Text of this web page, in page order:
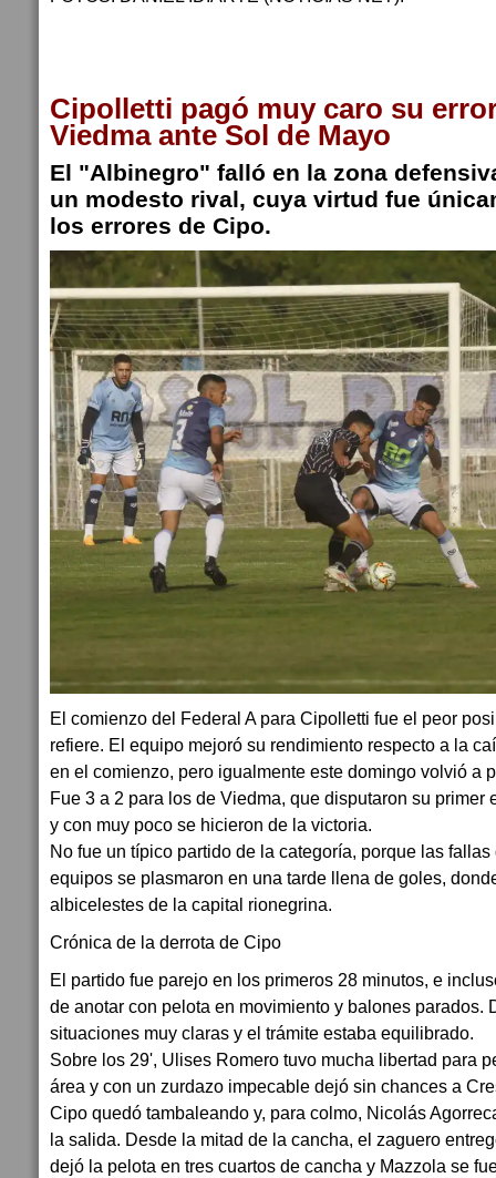
Cipolletti pagó muy caro su
Viedma ante Sol de Mayo
El "Albinegro" falló en la zona
un modesto rival, cuya virtud fue
los errores de Cipo.
El comienzo del Federal A para Cipolletti fue el peor
refiere. El equipo mejoró su rendimiento respecto a la
en el comienzo, pero igualmente este domingo volvió a
Fue 3 a 2 para los de Viedma, que disputaron su primer
y con muy poco se hicieron de la victoria.
No fue un típico partido de la categoría, porque las
equipos se plasmaron en una tarde llena de goles,
albicelestes de la capital rionegrina.
Crónica de la derrota de Cipo
El partido fue parejo en los primeros 28 minutos, e
de anotar con pelota en movimiento y balones parados.
situaciones muy claras y el trámite estaba equilibrado.
Sobre los 29', Ulises Romero tuvo mucha libertad para
área y con un zurdazo impecable dejó sin chances a
Cipo quedó tambaleando y, para colmo, Nicolás
la salida. Desde la mitad de la cancha, el zaguero
dejó la pelota en tres cuartos de cancha y Mazzola se